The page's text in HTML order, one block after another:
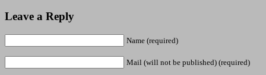
Leave a Reply
Name (required)
Mail (will not be published) (required)